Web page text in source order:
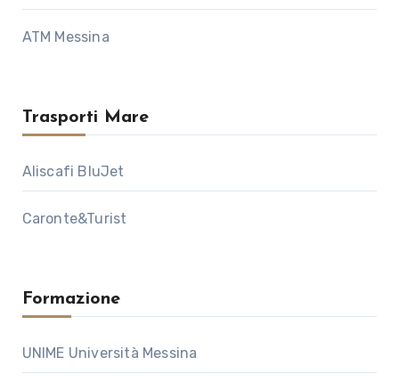
ATM Messina
Trasporti Mare
Aliscafi BluJet
Caronte&Turist
Formazione
UNIME Università Messina